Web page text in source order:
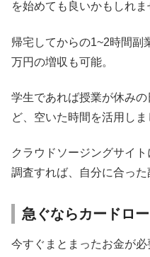
を始めても良いかもしれま
帰宅してからの1~2時間副
万円の増収も可能。
学生であれば授業が休み
ど、空いた時間を活用しま
クラウドソージングサイ
調査すれば、自分に合った
急ぐならカードロ
今すぐまとまったお金が